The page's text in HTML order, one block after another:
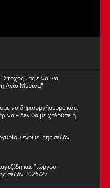
μας είναι να
Αγία Μαρίνα"
να δημιουργήσουμε κάτι
– Δεν θα με χαλούσε η
ενόψει της σεζόν
και Γιώργου
σεζόν 2026/27